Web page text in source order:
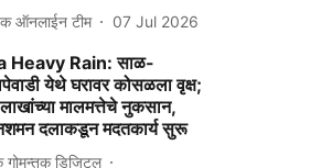
ऑनलाईन टीम 07 Jul 2026
Heavy Rain: साळ-
येथे घरावर कोसळला वृक्ष;
मालमत्तेचे नुकसान,
दलाकडून मदतकार्य सुरू
गोमन्तक डिजिटल